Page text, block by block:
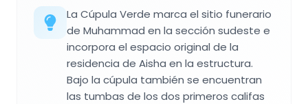
La Cúpula Verde marca el sitio funerario
de Muhammad en la sección sudeste e
incorpora el espacio original de la
residencia de Aisha en la estructura.
Bajo la cúpula también se encuentran
las tumbas de los dos primeros califas